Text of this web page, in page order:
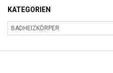
KATEGORIEN